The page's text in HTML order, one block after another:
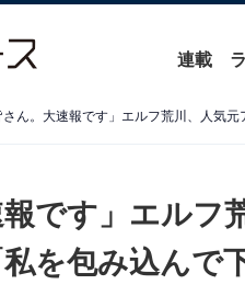
連載
さん。大速報です」エルフ荒川、人気
報です」エル
を包み込んで